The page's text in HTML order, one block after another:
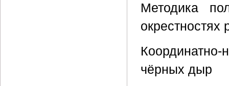
Методика
окрестностях
чёрных дыр